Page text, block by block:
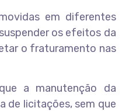
em diferentes
os efeitos da
o fraturamento nas
a manutenção da
de licitações, sem que